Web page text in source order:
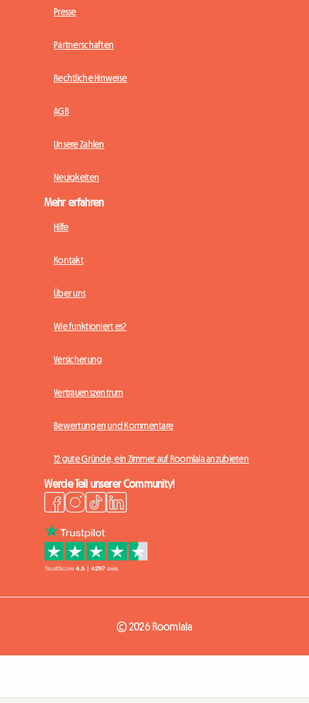
Presse
Partnerschaften
Rechtliche Hinweise
AGB
Unsere Zahlen
Neuigkeiten
Mehr erfahren
Hilfe
Kontakt
Über uns
Wie funktioniert es?
Versicherung
Vertrauenszentrum
Bewertungen und Kommentare
12 gute Gründe, ein Zimmer auf Roomlala anzubieten
Werde Teil unserer Community!
© 2026 Roomlala